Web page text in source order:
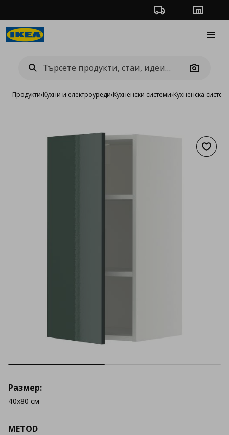
Проследяване на
Camera
Продукти›Кухни и електроуреди›Кухненски системи›Кухненска
METOD
Размер:
40x80 см